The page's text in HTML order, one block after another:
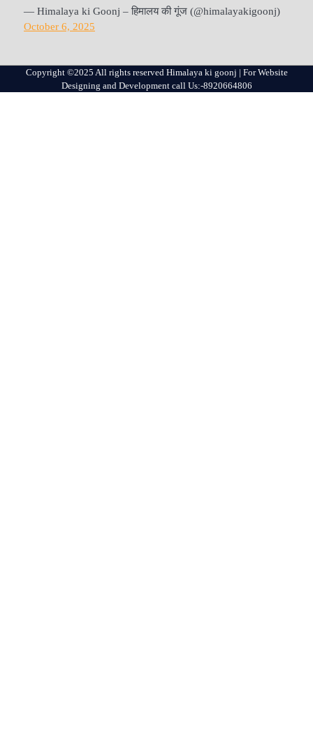
— Himalaya ki Goonj – हिमालय की गूंज (@himalayakigoonj)
October 6, 2025
Copyright ©2025 All rights reserved Himalaya ki goonj | For Website
Designing and Development call Us:-8920664806